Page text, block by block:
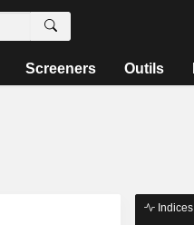
Screeners Outils
Indices